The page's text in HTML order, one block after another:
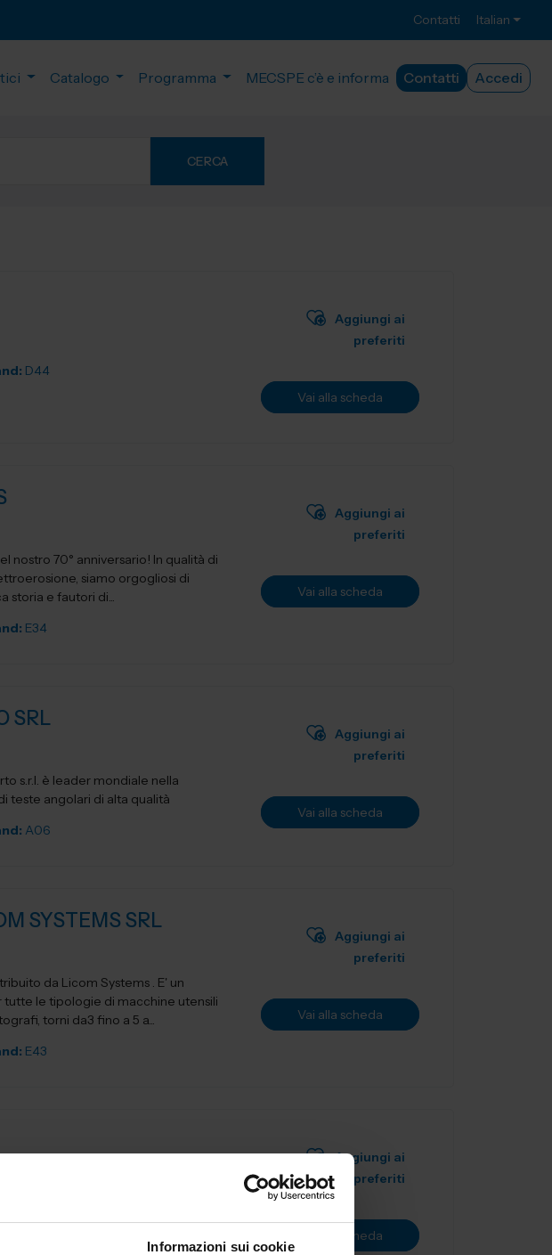
Informazioni sui cookie
Contatti Italian
Catalogo Programma MECSPE c’è e informa Contatti Accedi
CERCA
D44
Aggiungi ai
preferiti
Vai alla scheda
nostro 70° anniversario! In qualità di
siamo orgogliosi di
storia e fautori di...
E34
Aggiungi ai
preferiti
Vai alla scheda
SRL
s.r.l. è leader mondiale nella
teste angolari di alta qualità
A06
Aggiungi ai
preferiti
Vai alla scheda
SYSTEMS SRL
le tipologie di macchine utensili
torni da3 fino a 5 a...
E43
Aggiungi ai
preferiti
Vai alla scheda
di precisione per l’industria
Macch...
Aggiungi ai
preferiti
Vai alla scheda